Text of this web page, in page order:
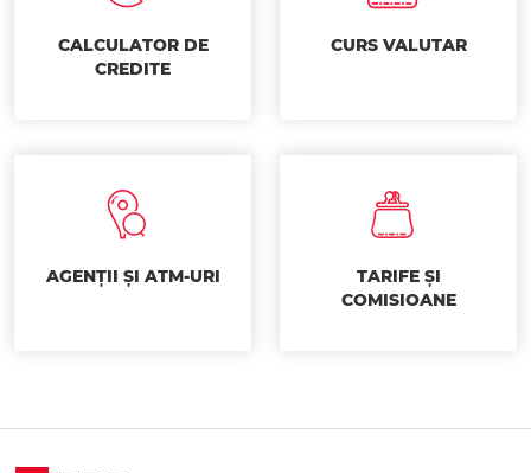
CALCULATOR DE
CREDITE
CURS VALUTAR
AGENȚII ȘI ATM-URI
TARIFE ȘI
COMISIOANE